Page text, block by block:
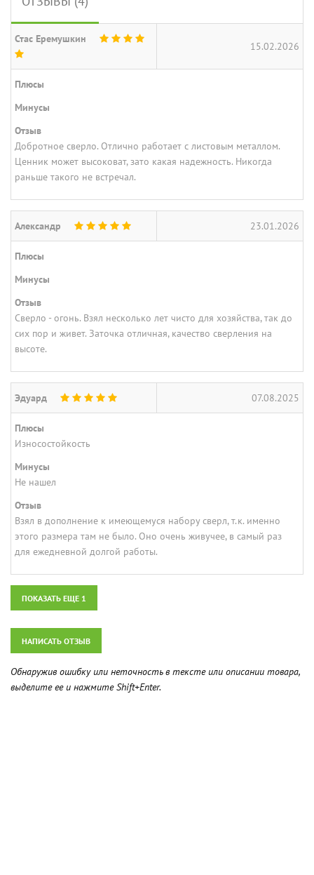
Стас Еремушкин
15.02.2026
Плюсы
Минусы
Отзыв
Добротное сверло. Отлично работает с листовым металлом.
Ценник может высоковат, зато какая надежность. Никогда
раньше такого не встречал.
Александр 23.01.2026
Плюсы
Минусы
Отзыв
Сверло - огонь. Взял несколько лет чисто для хозяйства, так до
сих пор и живет. Заточка отличная, качество сверления на
высоте.
Эдуард 07.08.2025
Плюсы
Износостойкость
Минусы
Не нашел
Отзыв
Взял в дополнение к имеющемуся набору сверл, т.к. именно
этого размера там не было. Оно очень живучее, в самый раз
для ежедневной долгой работы.
ПОКАЗАТЬ ЕЩЕ 1
НАПИСАТЬ ОТЗЫВ
Обнаружив ошибку или неточность в тексте или описании товара,
выделите ее и нажмите Shift+Enter.